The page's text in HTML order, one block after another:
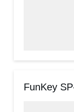
FunKey